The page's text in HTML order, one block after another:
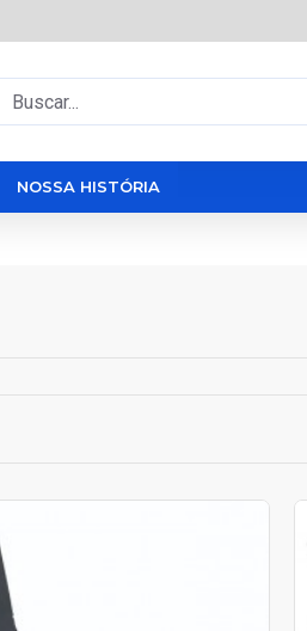
NOSSA HISTÓRIA